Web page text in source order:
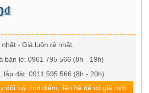
- Giá luôn rẻ nhất.
bán lẻ: 0961 795 566 (8h - 19h)
lắp đặt: 0911 595 566 (8h - 20h)
đổi tuỳ thời điểm, liên hệ để có giá mới